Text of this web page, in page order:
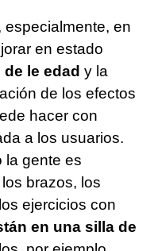
en
en estado
le edad y la
de los efectos
hacer con
a los usuarios.
la gente es
brazos, los
ejercicios con
en una silla de